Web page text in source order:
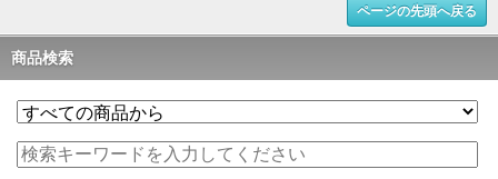
ページの先頭へ戻る
商品検索